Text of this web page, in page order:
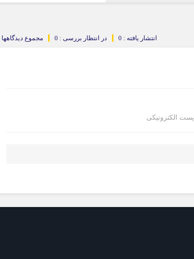
مجموع دیدگاهها در انتظار بررسی : 0 انتشار یافته : 0
پست الکترونیکی